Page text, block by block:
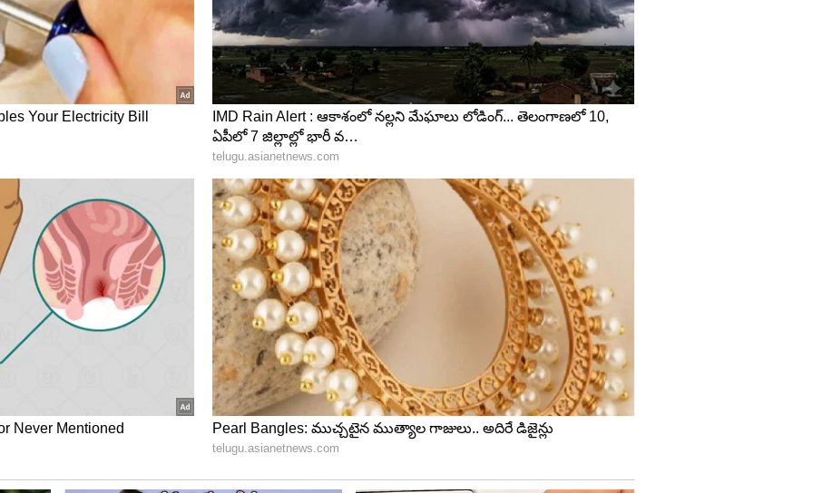
744 పాయింట్లతో 9వ స్థానంలో ఉన్నాడు. జైస్వాల్ 727
మ్యాచ్ లో జైస్వాల్ సెంచరీ సాధిస్తే విరాట్ కోహ్లీని అధిగమించే
13వ స్థానంలో ఉన్నాడు. న్యూజిలాండ్ ఆటగాడు కేన్